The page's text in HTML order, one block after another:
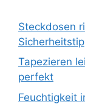
Steckdosen
Tapezieren
perfekt
Feuchtigkeit